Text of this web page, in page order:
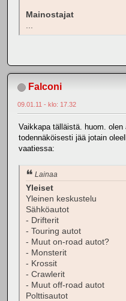
Mainostajat
...
Falconi
09.01.11 - klo: 17.32
Vaikkapa tälläistä. huom.
todennäköisesti jää jotain
vaatiessa:
Lainaa
Yleiset
Yleinen keskustelu
Sähköautot
- Drifterit
- Touring autot
- Muut on-road autot?
- Monsterit
- Krossit
- Crawlerit
- Muut off-road autot
Polttisautot